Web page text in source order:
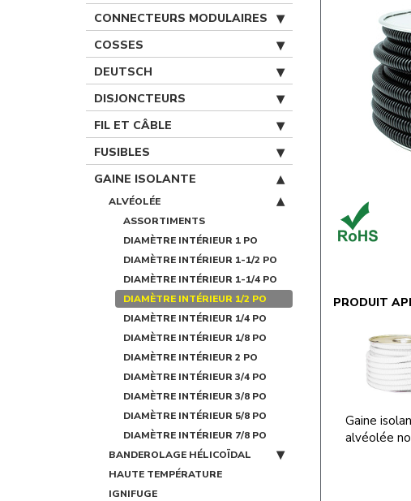
CONNECTEURS MODULAIRES
COSSES
DEUTSCH
DISJONCTEURS
FIL ET CÂBLE
FUSIBLES
GAINE ISOLANTE
ALVÉOLÉE
ASSORTIMENTS
DIAMÈTRE INTÉRIEUR 1 PO
DIAMÈTRE INTÉRIEUR 1-1/2 PO
DIAMÈTRE INTÉRIEUR 1-1/4 PO
DIAMÈTRE INTÉRIEUR 1/2 PO
DIAMÈTRE INTÉRIEUR 1/4 PO
DIAMÈTRE INTÉRIEUR 1/8 PO
DIAMÈTRE INTÉRIEUR 2 PO
DIAMÈTRE INTÉRIEUR 3/4 PO
DIAMÈTRE INTÉRIEUR 3/8 PO
DIAMÈTRE INTÉRIEUR 5/8 PO
DIAMÈTRE INTÉRIEUR 7/8 PO
BANDEROLAGE HÉLICOÏDAL
HAUTE TEMPÉRATURE
IGNIFUGE
PRODUIT
Gaine
alvéolée